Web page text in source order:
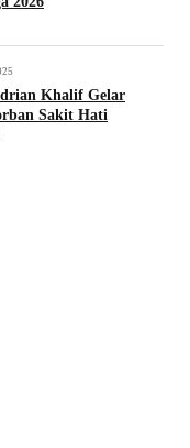
Khalif Gelar
Sakit Hati